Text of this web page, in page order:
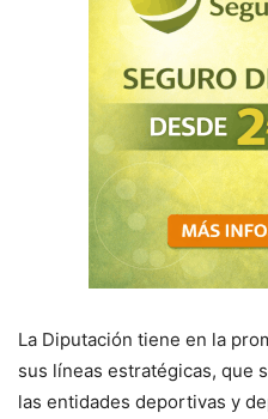
La Diputación tiene en la
sus líneas estratégicas, que
las entidades deportivas y